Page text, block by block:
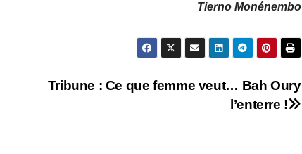
Tierno Monénembo
Tribune : Ce que femme veut… Bah Oury
l’enterre !